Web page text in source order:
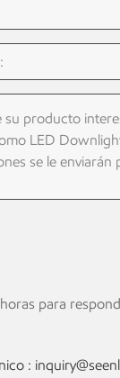
para
: